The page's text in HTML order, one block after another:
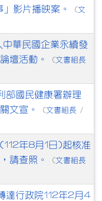
影片播映案。
(文
中華民國企業永續發
壇活動。
(文書組長
部國民健康署辦理
文宣。
(文書組長 /
年8月1日)起核准
請查照。
(文書組長
達行政院112年2月4